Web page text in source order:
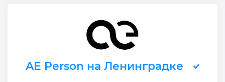
AE Person на Ленинградке